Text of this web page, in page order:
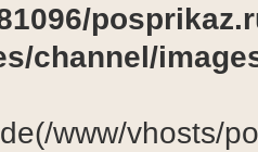
channel/
www/vhosts/